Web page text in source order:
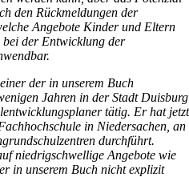
den Rückmeldungen der
Angebote Kinder und Eltern
bei der Entwicklung der
der in unserem Buch
Jahren in der Stadt Duisburg
tätig. Er hat jetzt
in Niedersachen, an
durchführt.
niedrigschwellige Angebote wie
in unserem Buch nicht explizit